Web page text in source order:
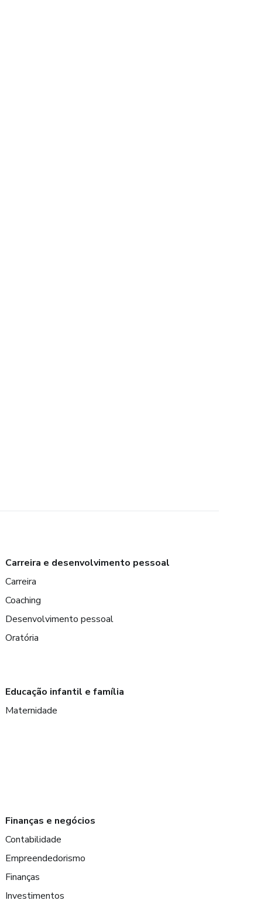
Carreira e desenvolvimento pessoal
Carreira
Coaching
Desenvolvimento pessoal
Oratória
Educação infantil e família
Maternidade
Finanças e negócios
Contabilidade
Empreendedorismo
Finanças
Investimentos